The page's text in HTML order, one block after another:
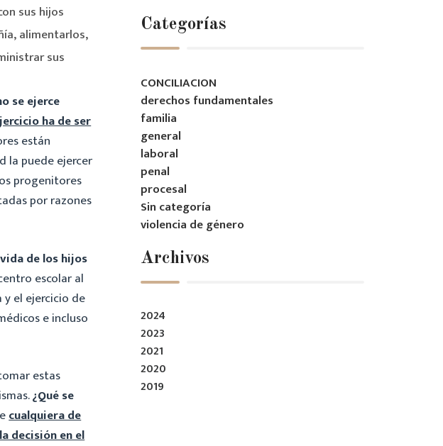
sus hijos
alimentarlos,
sus
se ejerce
ha de ser
están
la puede ejercer
progenitores
por razones
de los hijos
escolar al
el ejercicio de
e incluso
estas
¿Qué se
cualquiera de
decisión en el
Categorías
CONCILIACION
derechos fundamentales
familia
general
laboral
penal
procesal
Sin categoría
violencia de género
Archivos
2024
2023
2021
2020
2019